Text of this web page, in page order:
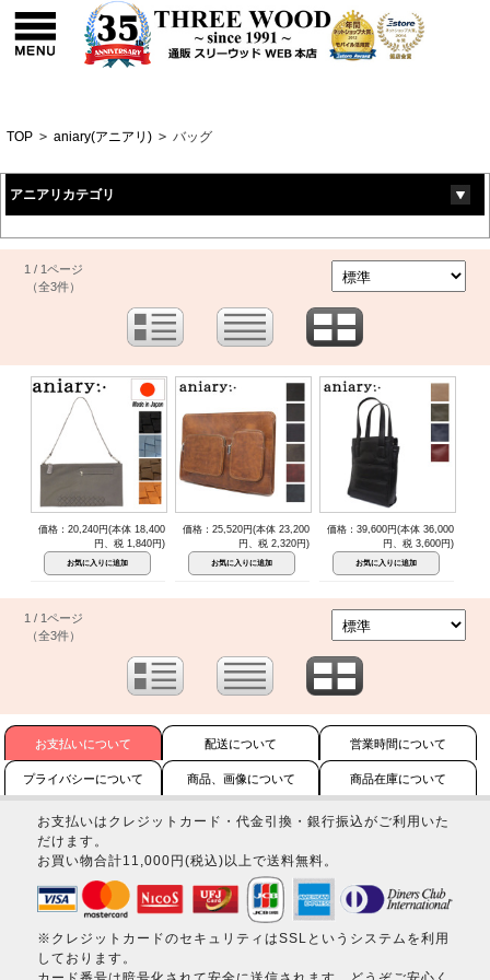
TOP > aniary(アニアリ) > バッグ
アニアリカテゴリ
1 / 1ページ
（全3件）
価格：20,240円(本体 18,400
円、税 1,840円)
価格：25,520円(本体 23,200
円、税 2,320円)
価格：39,600円(本体 36,000
円、税 3,600円)
1 / 1ページ
（全3件）
お支払いについて 配送について 営業時間について
プライバシーについて 商品、画像について 商品在庫について
お支払いはクレジットカード・代金引換・銀行振込がご利用いた
だけます。
お買い物合計11,000円(税込)以上で送料無料。
※クレジットカードのセキュリティはSSLというシステムを利用
しております。